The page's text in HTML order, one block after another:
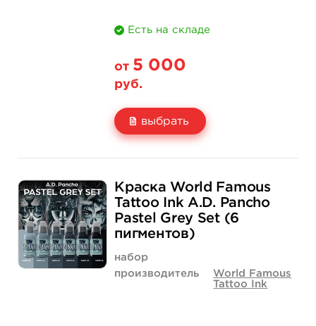
Есть на складе
от 5 000
руб.
выбрать
Цена
Количество
5 000 руб.
купить
7 400 руб.
нет на складе
Краска World Famous
Tattoo Ink A.D. Pancho
Pastel Grey Set (6
пигментов)
набор
производитель
World Famous
Tattoo Ink